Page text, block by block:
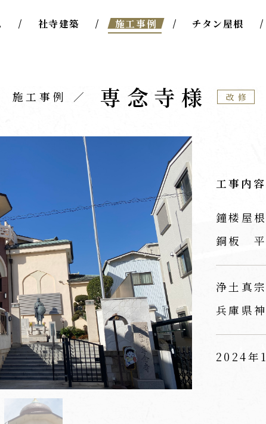
社寺建築 施工事例 チタン屋根
施工事例 専念寺様 改修
工事内容
鐘楼屋
銅板 平
浄土真
兵庫県
2024年